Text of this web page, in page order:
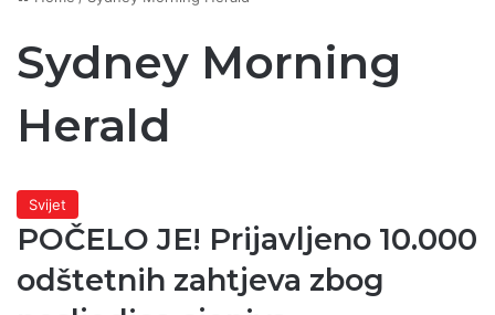
Sydney Morning
Herald
Svijet
POČELO JE! Prijavljeno 10.000
odštetnih zahtjeva zbog